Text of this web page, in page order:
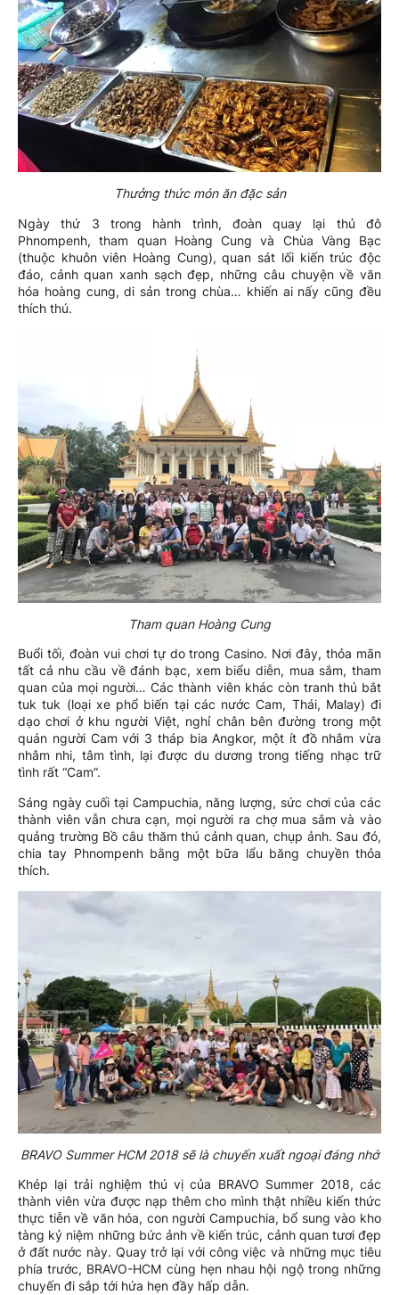
Thưởng thức món ăn đặc sản
Ngày thứ 3 trong hành trình, đoàn quay lại thủ đô
Phnompenh, tham quan Hoàng Cung và Chùa Vàng Bạc
(thuộc khuôn viên Hoàng Cung), quan sát lối kiến trúc độc
đáo, cảnh quan xanh sạch đẹp, những câu chuyện về văn
hóa hoàng cung, di sản trong chùa… khiến ai nấy cũng đều
thích thú.
Tham quan Hoàng Cung
Buổi tối, đoàn vui chơi tự do trong Casino. Nơi đây, thỏa mãn
tất cả nhu cầu về đánh bạc, xem biểu diễn, mua sắm, tham
quan của mọi người… Các thành viên khác còn tranh thủ bắt
tuk tuk (loại xe phổ biến tại các nước Cam, Thái, Malay) đi
dạo chơi ở khu người Việt, nghỉ chân bên đường trong một
quán người Cam với 3 tháp bia Angkor, một ít đồ nhắm vừa
nhâm nhi, tâm tình, lại được du dương trong tiếng nhạc trữ
tình rất “Cam”.
Sáng ngày cuối tại Campuchia, năng lượng, sức chơi của các
thành viên vẫn chưa cạn, mọi người ra chợ mua sắm và vào
quảng trường Bồ câu thăm thú cảnh quan, chụp ảnh. Sau đó,
chia tay Phnompenh bằng một bữa lẩu băng chuyền thỏa
thích.
BRAVO Summer HCM 2018 sẽ là chuyến xuất ngoại đáng nhớ
Khép lại trải nghiệm thú vị của BRAVO Summer 2018, các
thành viên vừa được nạp thêm cho mình thật nhiều kiến thức
thực tiễn về văn hóa, con người Campuchia, bổ sung vào kho
tàng kỷ niệm những bức ảnh về kiến trúc, cảnh quan tươi đẹp
ở đất nước này. Quay trở lại với công việc và những mục tiêu
phía trước, BRAVO-HCM cùng hẹn nhau hội ngộ trong những
chuyến đi sắp tới hứa hẹn đầy hấp dẫn.